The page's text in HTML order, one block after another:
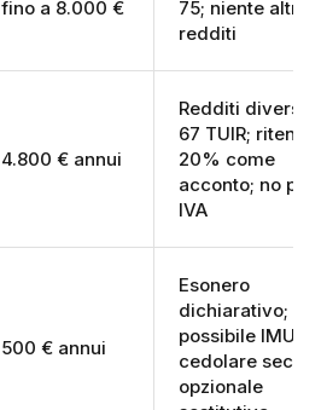
fino a 8.000 €
75; niente altri
redditi
4.800 € annui
Redditi diversi
67 TUIR; ritenuta
20% come
acconto; no
IVA
500 € annui
Esonero
dichiarativo;
possibile IMU;
cedolare secca
opzionale